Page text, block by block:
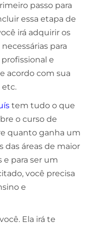
passo para
essa etapa de
irá adquirir os
para
e
acordo com sua
etc.
tem tudo o que
o curso de
quanto ganha um
das áreas de maior
para ser um
você precisa
e
Ela irá te